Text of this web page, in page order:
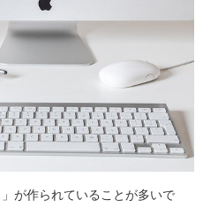
が作られていることが多いで